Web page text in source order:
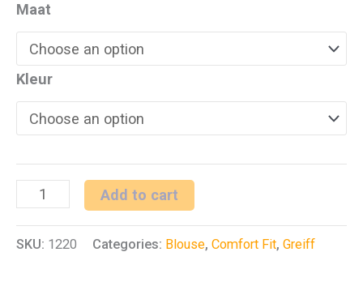
Maat
Kleur
korte
Add to cart
SKU: 1220 Categories: Blouse, Comfort Fit, Greiff